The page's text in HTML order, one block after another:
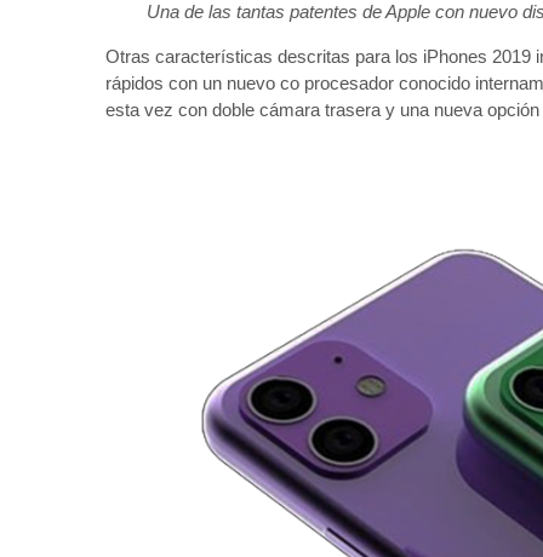
Una de las tantas patentes de Apple con nuevo
Otras características descritas para los iPhones 2019
rápidos con un nuevo co procesador conocido
esta vez con doble cámara trasera y una nueva